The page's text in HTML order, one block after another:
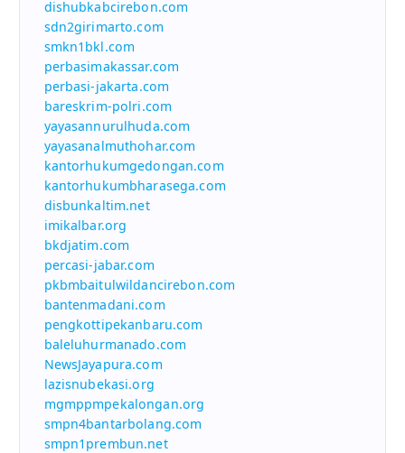
dishubkabcirebon.com
sdn2girimarto.com
smkn1bkl.com
perbasimakassar.com
perbasi-jakarta.com
bareskrim-polri.com
yayasannurulhuda.com
yayasanalmuthohar.com
kantorhukumgedongan.com
kantorhukumbharasega.com
disbunkaltim.net
imikalbar.org
bkdjatim.com
percasi-jabar.com
pkbmbaitulwildancirebon.com
bantenmadani.com
pengkottipekanbaru.com
baleluhurmanado.com
NewsJayapura.com
lazisnubekasi.org
mgmppmpekalongan.org
smpn4bantarbolang.com
smpn1prembun.net